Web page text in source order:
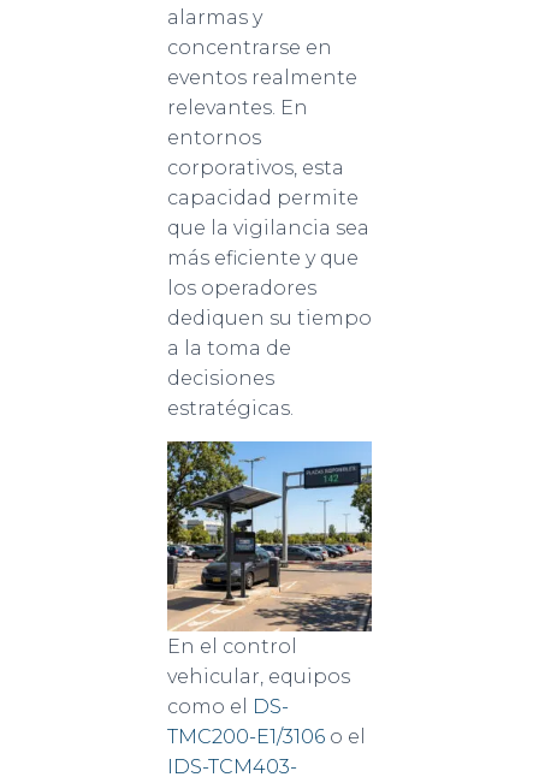
alarmas y
concentrarse en
eventos realmente
relevantes. En
entornos
corporativos, esta
capacidad permite
que la vigilancia sea
más eficiente y que
los operadores
dediquen su tiempo
a la toma de
decisiones
estratégicas.
En el control
vehicular, equipos
como el
DS-
TMC200-E1/3106 o el
IDS-TCM403-